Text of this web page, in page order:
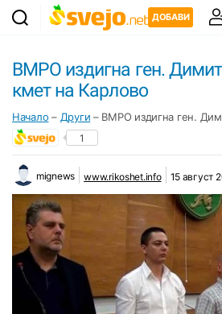
ДОБАВИ
ВМРО издигна ген.
кмет на Карлово
Начало – Други – ВМРО издигна ген.
1
mignews www.rikoshet.info 15 август